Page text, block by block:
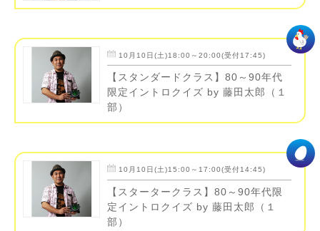
10月10日(土)18:00～20:00(受付17:45)
【スタンダードクラス】80～90年代
限定イントロクイズ by 藤田太郎（１
部）
10月10日(土)15:00～17:00(受付14:45)
【スタータークラス】80～90年代限
定イントロクイズ by 藤田太郎（１
部）